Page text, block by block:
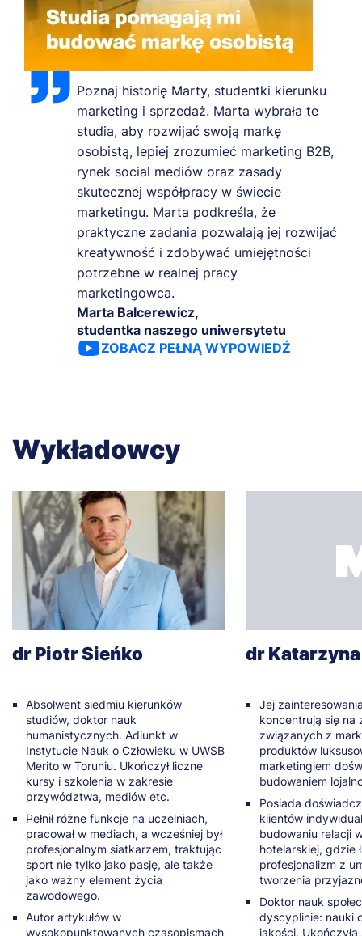
Poznaj historię Marty, studentki kierunku
marketing i sprzedaż. Marta wybrała te
studia, aby rozwijać swoją markę
osobistą, lepiej zrozumieć marketing B2B,
rynek social mediów oraz zasady
skutecznej współpracy w świecie
marketingu. Marta podkreśla, że
praktyczne zadania pozwalają jej rozwijać
kreatywność i zdobywać umiejętności
potrzebne w realnej pracy
marketingowca.
Marta Balcerewicz,
studentka naszego uniwersytetu
ZOBACZ PEŁNĄ WYPOWIEDŹ
Wykładowcy
dr Piotr Sieńko
Absolwent siedmiu kierunków
studiów, doktor nauk
humanistycznych. Adiunkt w
Instytucie Nauk o Człowieku w UWSB
Merito w Toruniu. Ukończył liczne
kursy i szkolenia w zakresie
przywództwa, mediów etc.
Pełnił różne funkcje na uczelniach,
pracował w mediach, a wcześniej był
profesjonalnym siatkarzem, traktując
sport nie tylko jako pasję, ale także
jako ważny element życia
zawodowego.
Autor artykułów w
wysokopunktowanych czasopismach
dr
Jej
koncentrują się na
związanych z
produktów
marketingiem
budowaniem
Posiada
klientów
budowaniu relacji
hotelarskiej, gdzie
profesjonalizm z
tworzenia
Doktor nauk
dyscyplinie: nauki
jakości.